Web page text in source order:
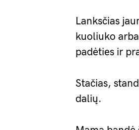
Lanksčias
kuoliuko
padėties ir
Stačias,
dalių.